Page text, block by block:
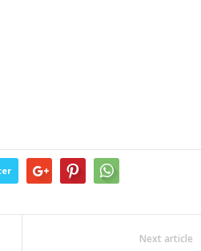
Next article